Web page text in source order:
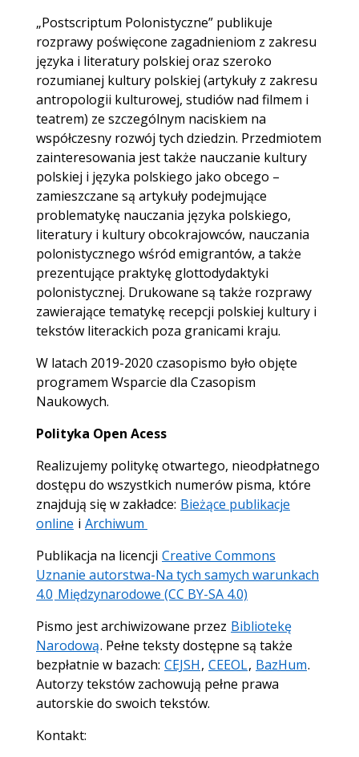
„Postscriptum Polonistyczne” publikuje
rozprawy poświęcone zagadnieniom z zakresu
języka i literatury polskiej oraz szeroko
rozumianej kultury polskiej (artykuły z zakresu
antropologii kulturowej, studiów nad filmem i
teatrem) ze szczególnym naciskiem na
współczesny rozwój tych dziedzin. Przedmiotem
zainteresowania jest także nauczanie kultury
polskiej i języka polskiego jako obcego –
zamieszczane są artykuły podejmujące
problematykę nauczania języka polskiego,
literatury i kultury obcokrajowców, nauczania
polonistycznego wśród emigrantów, a także
prezentujące praktykę glottodydaktyki
polonistycznej. Drukowane są także rozprawy
zawierające tematykę recepcji polskiej kultury i
tekstów literackich poza granicami kraju.
W latach 2019-2020 czasopismo było objęte
programem Wsparcie dla Czasopism
Naukowych.
Polityka Open Acess
Realizujemy politykę otwartego, nieodpłatnego
dostępu do wszystkich numerów pisma, które
znajdują się w zakładce: Bieżące publikacje
online i Archiwum
Publikacja na licencji Creative Commons
Uznanie autorstwa-Na tych samych warunkach
4.0 Międzynarodowe (CC BY-SA 4.0)
Pismo jest archiwizowane przez Bibliotekę
Narodową. Pełne teksty dostępne są także
bezpłatnie w bazach: CEJSH, CEEOL, BazHum.
Autorzy tekstów zachowują pełne prawa
autorskie do swoich tekstów.
Kontakt: